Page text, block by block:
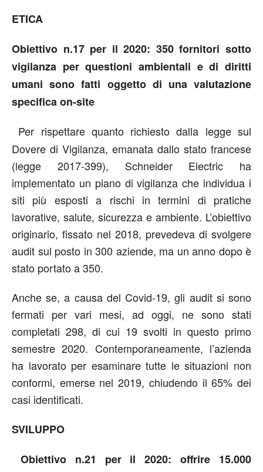
ETICA
Obiettivo n.17 per il 2020: 350 fornitori sotto
vigilanza per questioni ambientali e di diritti
umani sono fatti oggetto di una valutazione
specifica on-site
Per rispettare quanto richiesto dalla legge sul
Dovere di Vigilanza, emanata dallo stato francese
(legge 2017-399), Schneider Electric ha
implementato un piano di vigilanza che individua i
siti più esposti a rischi in termini di pratiche
lavorative, salute, sicurezza e ambiente. L’obiettivo
originario, fissato nel 2018, prevedeva di svolgere
audit sul posto in 300 aziende, ma un anno dopo è
stato portato a 350.
Anche se, a causa del Covid-19, gli audit si sono
fermati per vari mesi, ad oggi, ne sono stati
completati 298, di cui 19 svolti in questo primo
semestre 2020. Contemporaneamente, l’azienda
ha lavorato per esaminare tutte le situazioni non
conformi, emerse nel 2019, chiudendo il 65% dei
casi identificati.
SVILUPPO
Obiettivo n.21 per il 2020: offrire 15.000